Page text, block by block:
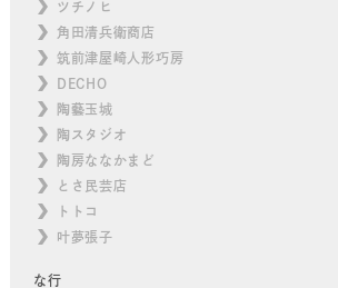
ツチノヒ
角田清兵衛商店
筑前津屋崎人形巧房
DECHO
陶藝玉城
陶スタジオ
陶房ななかまど
とさ民芸店
トトコ
叶夢張子
な行